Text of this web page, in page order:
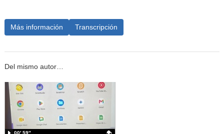
Más información Transcripción
Del mismo autor…